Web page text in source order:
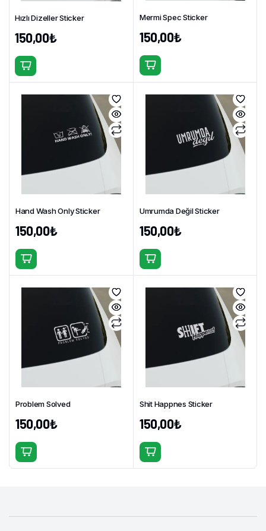
Hızlı Dizeller Sticker
150,00₺
Bu
ürünün
varyasyonu
ürün
Mermi Spec Sticker
150,00₺
Bu
ürünün
varyasyonu
ürün
Hand Wash Only Sticker
150,00₺
Bu
ürünün
varyasyonu
ürün
Umrumda Değil Sticker
150,00₺
Bu
ürünün
varyasyonu
ürün
Problem Solved
150,00₺
Bu
ürünün
varyasyonu
Shit Happnes Sticker
150,00₺
Bu
ürünün
varyasyonu